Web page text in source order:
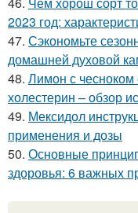
2023 год:
47. Сэкономьте
домашней духовой
48. Лимон с чесноком
холестерин – обзор
49. Мексидол
применения и дозы
50. Основные
здоровья: 6 важных